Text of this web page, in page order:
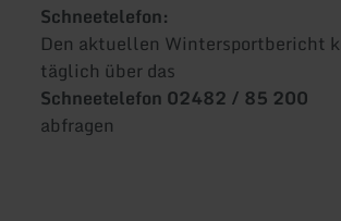
Schneetelefon:
Den aktuellen Wintersportbericht
täglich über das
Schneetelefon 02482 / 85 200
abfragen